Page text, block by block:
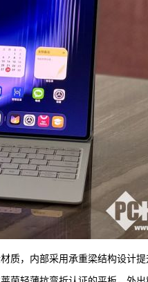
质，内部采用承重梁结构设计提